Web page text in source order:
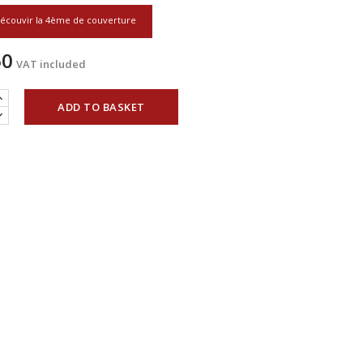
la 4ème de couverture
VAT included
ADD TO BASKET